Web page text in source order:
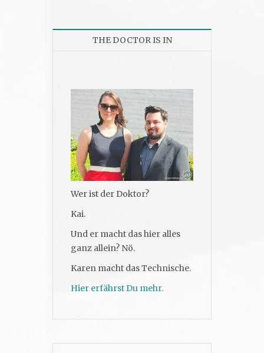
THE DOCTOR IS IN
Wer ist der Doktor?
Kai.
Und er macht das hier alles
ganz allein? Nö.
Karen macht das Technische.
Hier erfährst Du mehr.